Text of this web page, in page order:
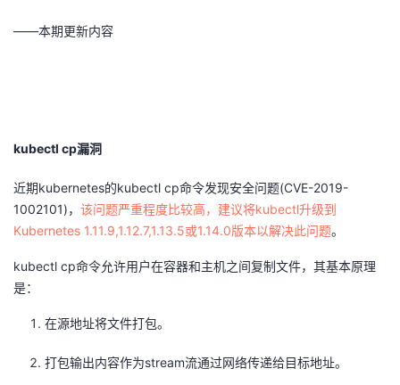
我
的
博
客
我
的
论
坛
我
的
圈
子
我
的
直
我
的
我
——本期更新内容
kubectl cp漏洞
近期kubernetes的kubectl cp命令发现安全问题(CVE-2019-
1002101)， 该问题严重程度比较高，建议将kubectl升级到
Kubernetes 1.11.9,1.12.7,1.13.5或1.14.0版本以解决此问题。
kubectl cp命令允许用户在容器和主机之间复制文件，其基本原理
是：
在源地址将文件打包。
打包输出内容作为stream流通过网络传递给目标地址。